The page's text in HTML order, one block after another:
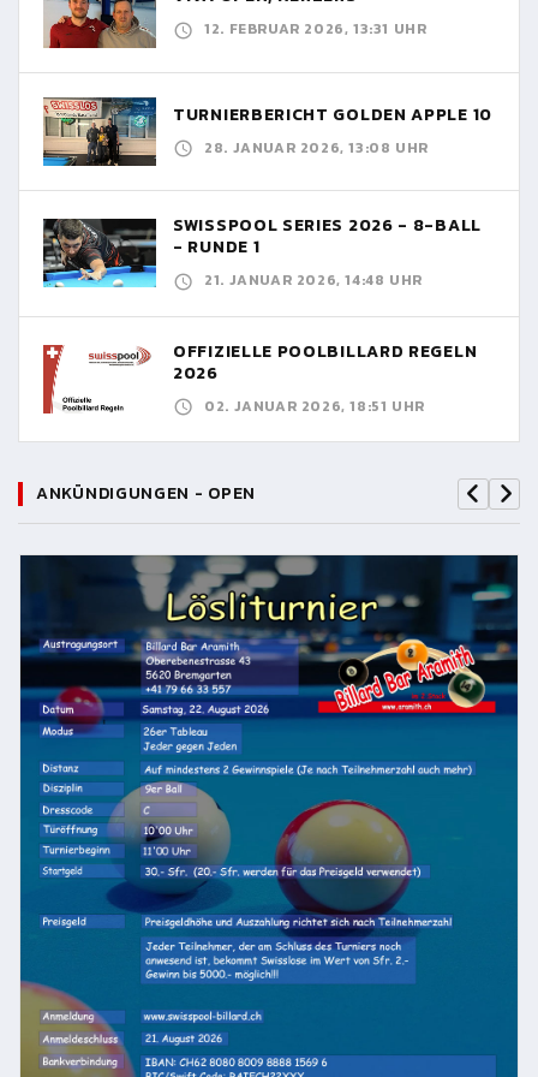
12. FEBRUAR 2026, 13:31 UHR
TURNIERBERICHT GOLDEN APPLE 10
28. JANUAR 2026, 13:08 UHR
SWISSPOOL SERIES 2026 - 8-BALL
- RUNDE 1
21. JANUAR 2026, 14:48 UHR
OFFIZIELLE POOLBILLARD REGELN
2026
02. JANUAR 2026, 18:51 UHR
ANKÜNDIGUNGEN - OPEN